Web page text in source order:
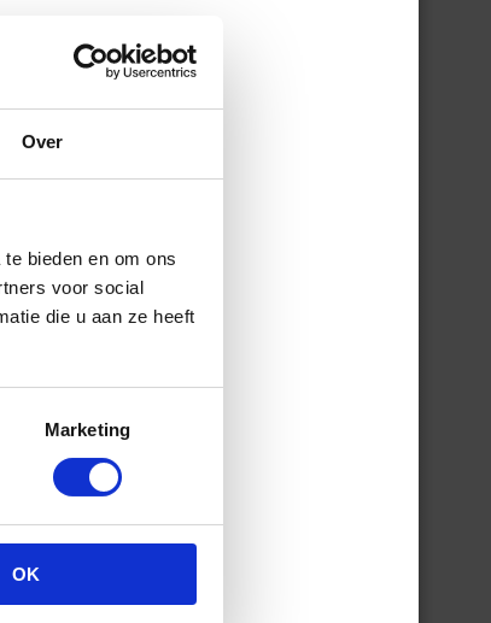
Over
bieden en om ons
voor social
die u aan ze heeft
Marketing
OK